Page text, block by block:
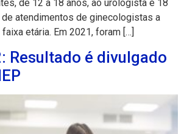
de 12 a 18 anos, ao urologista é 18
atendimentos de ginecologistas a
etária. Em 2021, foram […]
Resultado é divulgado